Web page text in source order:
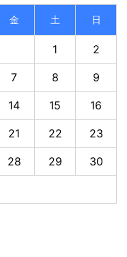
金 土 日
1 2
7 8 9
14 15 16
21 22 23
28 29 30